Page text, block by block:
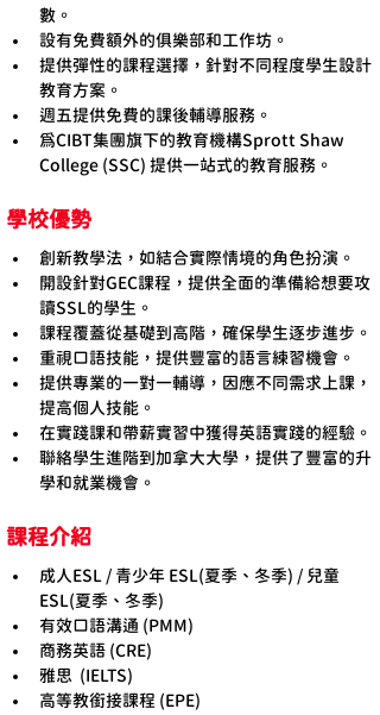
數。
設有免費額外的俱樂部和工作坊。
提供彈性的課程選擇，針對不同程度學生設計
教育方案。
週五提供免費的課後輔導服務。
為CIBT集團旗下的教育機構Sprott Shaw
College (SSC) 提供一站式的教育服務。
學校優勢
創新教學法，如結合實際情境的角色扮演。
開設針對GEC課程，提供全面的準備給想要攻
讀SSL的學生。
課程覆蓋從基礎到高階，確保學生逐步進步。
重視口語技能，提供豐富的語言練習機會。
提供專業的一對一輔導，因應不同需求上課，
提高個人技能。
在實踐課和帶薪實習中獲得英語實踐的經驗。
聯絡學生進階到加拿大大學，提供了豐富的升
學和就業機會。
課程介紹
成人ESL / ⻘少年 ESL(夏季、冬季) / 兒童
ESL(夏季、冬季)
有效口語溝通 (PMM)
商務英語 (CRE)
雅思  (IELTS)
高等教銜接課程 (EPE)